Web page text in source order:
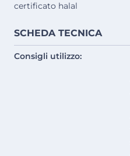
certificato halal
SCHEDA TECNICA
Consigli utilizzo: